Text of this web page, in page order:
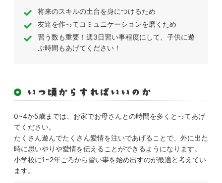
将来のスキルの土台を身につけるため
友達を作ってコミュニケーションを磨くため
習う数も重要！週3日習い事程度にして、子供に遊
ぶ時間もあげてください！
いつ頃からすればいいのか
0~4か5歳までは、お家でお母さんとの時間を多くとってあげ
てください。
たくさん遊んでたくさん愛情を注いであげることで、外に出た
時に思いやりや愛情を伝えることができるようになります。
小学校に1~2年ごろから習い事を始め出すのが最適と考えてい
ます。